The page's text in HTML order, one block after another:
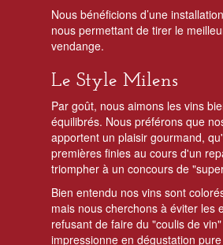
Nous bénéficions d’une
nous permettant de tirer le
vendange.
Le Style Milens
Par goût, nous aimons les vins
équilibrés. Nous préférons que
apportent un plaisir gourmand,
premières finies au cours d'un
triompher à un concours de
Bien entendu nos vins sont
mais nous cherchons à éviter les
refusant de faire du "coulis de
impressionne en dégustation